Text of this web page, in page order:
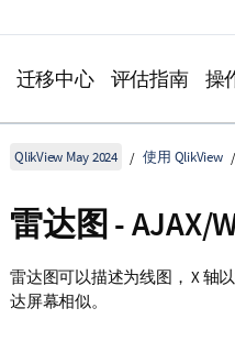
迁移中心 评估指南 操
QlikView May 2024 使用 QlikView
雷达图 - AJAX/
雷达图可以描述为线图， X 轴
达屏幕相似。